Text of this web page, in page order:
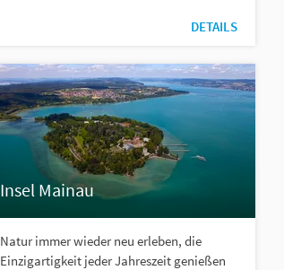
DETAILS
Insel Mainau
Natur immer wieder neu erleben, die
Einzigartigkeit jeder Jahreszeit genießen